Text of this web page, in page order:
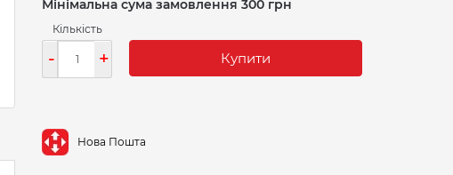
Мінімальна сума замовлення 300 грн
Кількість
- + Купити
Нова Пошта